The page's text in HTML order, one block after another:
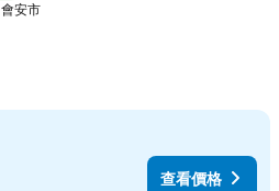
會安市
查看價格